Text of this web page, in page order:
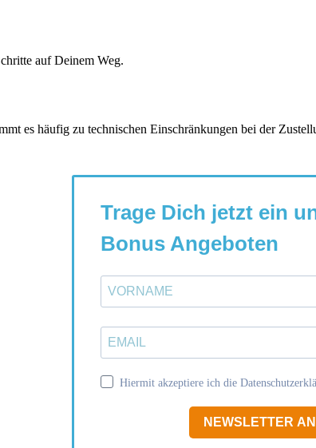
auf Deinem Weg.
es häufig zu technischen Einschränkungen bei der
Trage Dich jetzt ein
Bonus Angeboten
Hiermit akzeptiere ich die
NEWSLETTER